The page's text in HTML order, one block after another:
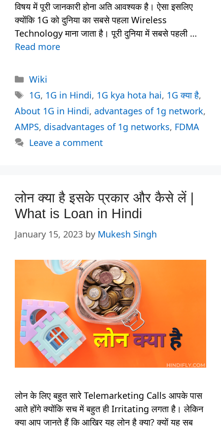
विषय में पूरी जानकारी होना अति आवश्यक है। ऐसा इसलिए
क्योंकि 1G को दुनिया का सबसे पहला Wireless
Technology माना जाता है। पूरी दुनिया में सबसे पहली …
Read more
Categories
Wiki
Tags
1G, 1G in Hindi, 1G kya hota hai, 1G क्या है,
About 1G in Hindi, advantages of 1g network,
AMPS, disadvantages of 1g networks, FDMA
Leave a comment
लोन क्या है इसके प्रकार और कैसे लें |
What is Loan in Hindi
January 15, 2023 by Mukesh Singh
लोन के लिए बहुत सारे Telemarketing Calls आपके पास
आते होंगे क्योंकि सच में बहुत ही Irritating लगता है। लेकिन
क्या आप जानते हैं कि आखिर यह लोन है क्या? क्यों यह सब